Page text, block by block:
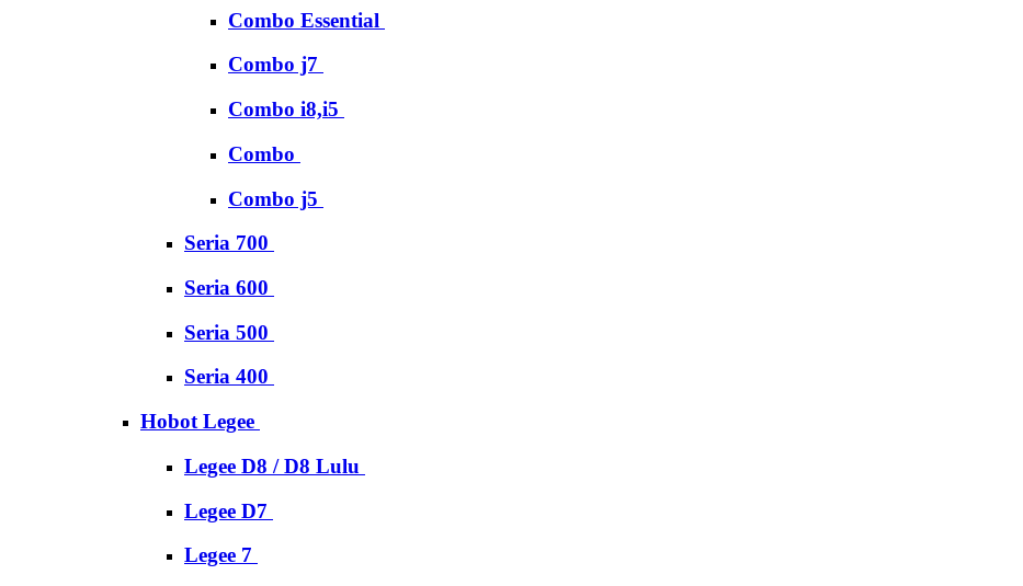
Combo Essential
Combo j7
Combo i8,i5
Combo
Combo j5
Seria 700
Seria 600
Seria 500
Seria 400
Hobot Legee
Legee D8 / D8 Lulu
Legee D7
Legee 7